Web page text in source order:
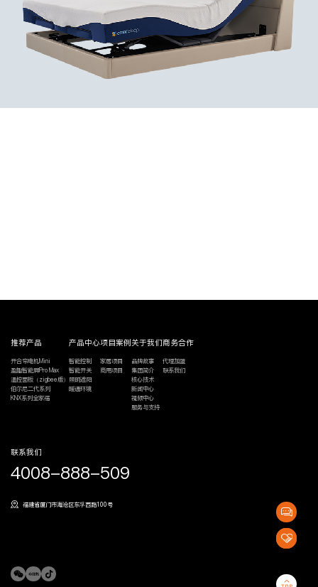
代
加
推荐产品
开合帘电机Mini
盈趣智能屏Pro Max
温控面板（zigbee版）
伯尔尼二代系列
KNX系列全家福
产品中心
智能控制
智能开关
照明遮阳
暖通环境
项目案例
家居项目
商用项目
关于我们
品牌故事
集团简介
核心技术
新闻中心
视频中心
服务与支持
商务合作
代理加盟
联系我们
联系我们
4008-888-509
福建省厦门市海沧区东孚西路100号